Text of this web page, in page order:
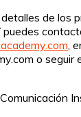
de los
puedes
,
o seguir